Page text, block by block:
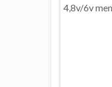
4,8v/6v